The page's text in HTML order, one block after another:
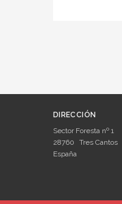
DIRECCIÓN
Sector Foresta nº 1
28760
Tres Cantos
España